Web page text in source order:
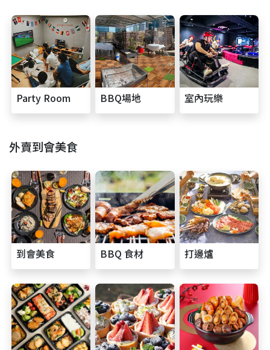
Party Room BBQ場地 室內玩樂
外賣到會美食
到會美食 BBQ 食材 打邊爐